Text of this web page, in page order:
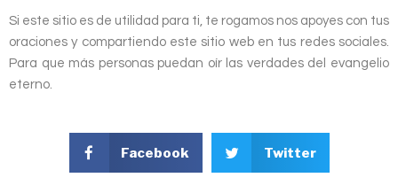
Si este sitio es de utilidad para ti, te rogamos nos apoyes con tus
oraciones y compartiendo este sitio web en tus redes sociales.
Para que más personas puedan oír las verdades del evangelio
eterno.
Facebook Twitter